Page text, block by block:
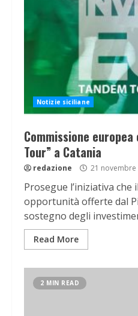
Notizie siciliane
Commissione europea
Tour” a Catania
redazione 21 novembre
Prosegue l’iniziativa
opportunità offerte dal
sostegno degli
Read More
2 MIN READ